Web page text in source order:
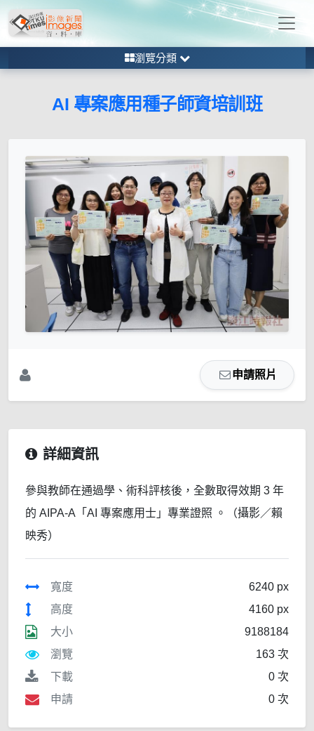
瀏覽分類
AI 專案應用種子師資培訓班
申請照片
詳細資訊
參與教師在通過學、術科評核後，全數取得效期 3 年
的 AIPA-A「AI 專案應用士」專業證照 。（攝影／賴
映秀）
寬度
6240 px
高度
4160 px
大小
9188184
瀏覽
163 次
下載
0 次
申請
0 次